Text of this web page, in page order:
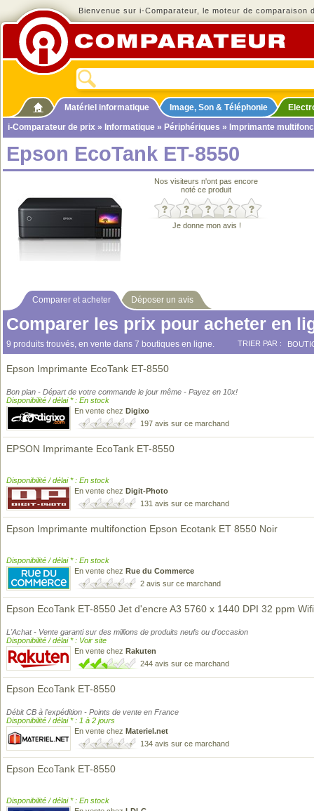
Bienvenue sur i-Comparateur, le moteur de comparaison
Matériel informatique Image, Son & Téléphonie
i-Comparateur de prix » Informatique » Périphériques » Imprimante
Epson EcoTank ET-8550
Nos visiteurs n'ont pas encore
noté ce produit
Je donne mon avis !
Comparer et acheter Déposer un avis
Comparer les prix pour acheter en
9 produits trouvés, en vente dans 7 boutiques en ligne. TRIER PAR :
Epson Imprimante EcoTank ET-8550
Bon plan - Départ de votre commande le jour même - Payez en 10x!
Disponibilité / délai * : En stock
En vente chez Digixo
197 avis sur ce marchand
EPSON Imprimante EcoTank ET-8550
Disponibilité / délai * : En stock
En vente chez Digit-Photo
131 avis sur ce marchand
Epson Imprimante multifonction Epson Ecotank ET 8550 Noir
Disponibilité / délai * : En stock
En vente chez Rue du Commerce
2 avis sur ce marchand
Epson EcoTank ET-8550 Jet d'encre A3 5760 x 1440 DPI 32 ppm Wifi
L'Achat - Vente garanti sur des millions de produits neufs ou d'occasion
Disponibilité / délai * : Voir site
En vente chez Rakuten
244 avis sur ce marchand
Epson EcoTank ET-8550
Débit CB à l'expédition - Points de vente en France
Disponibilité / délai * : 1 à 2 jours
En vente chez Materiel.net
134 avis sur ce marchand
Epson EcoTank ET-8550
Disponibilité / délai * : En stock